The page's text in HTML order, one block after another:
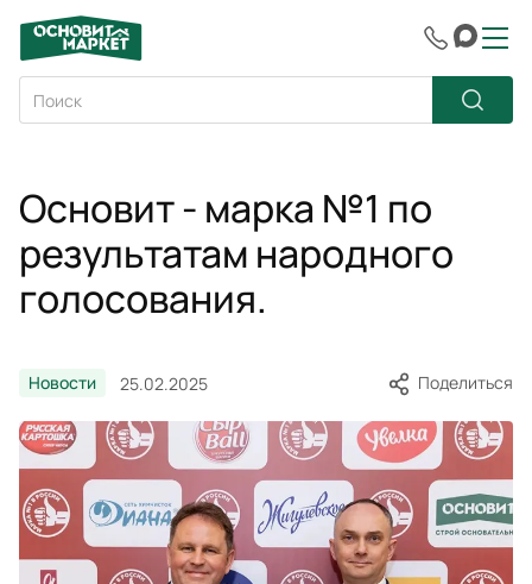
Основит - марка №1 по
результатам народного
голосования.
Новости 25.02.2025 Поделиться